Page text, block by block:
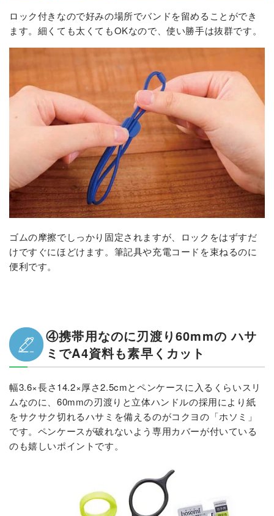
ロック付きなので好みの場所でバンドを留めることができ
ます。細くても太くてもOKなので、使い勝手は抜群です。
ゴムの摩擦でしっかり固定されますが、ロックをはずすだ
けですぐにほどけます。筆記具や充電コードを束ねるのに
便利です。
④携帯用なのに刃渡り60mmの ハサ
ミでA4資料も素早くカット
幅3.6×長さ14.2×厚さ2.5cmとペンケースに入るくらいスリ
ムなのに、60mmの刃渡りと立体ハンドルの採用により紙
をサクサク切れるハサミを備えるのがコクヨの「ホソミ」
です。ペンケースが破れないよう専用カバーが付いている
のも嬉しいポイントです。